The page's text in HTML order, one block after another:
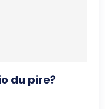
du pire?